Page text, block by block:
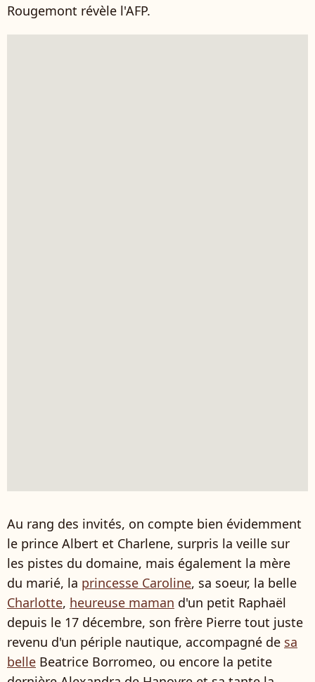
Rougemont révèle l'AFP.
Au rang des invités, on compte bien évidemment
le prince Albert et Charlene, surpris la veille sur
les pistes du domaine, mais également la mère
du marié, la princesse Caroline, sa soeur, la belle
Charlotte, heureuse maman d'un petit Raphaël
depuis le 17 décembre, son frère Pierre tout juste
revenu d'un périple nautique, accompagné de sa
belle Beatrice Borromeo, ou encore la petite